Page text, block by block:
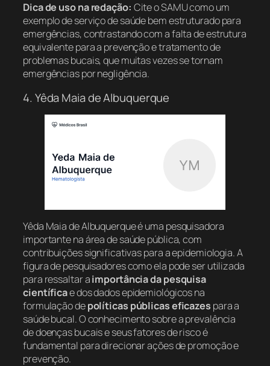
Dica de uso na redação: Cite o SAMU como um
exemplo de serviço de saúde bem estruturado para
emergências, contrastando com a falta de estrutura
equivalente para a prevenção e tratamento de
problemas bucais, que muitas vezes se tornam
emergências por negligência.
4. Yêda Maia de Albuquerque
Yêda Maia de Albuquerque é uma pesquisadora
importante na área de saúde pública, com
contribuições significativas para a epidemiologia. A
figura de pesquisadores como ela pode ser utilizada
para ressaltar aimportância da pesquisa
científicae dos dados epidemiológicos na
formulação depolíticas públicas eficazes para a
saúde bucal. O conhecimento sobre a prevalência
de doenças bucais e seus fatores de risco é
fundamental para direcionar ações de promoção e
prevenção.